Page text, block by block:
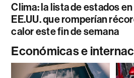
Clima: la lista de estados en
EE.UU. que romperían
calor este fin de semana
Económicas e